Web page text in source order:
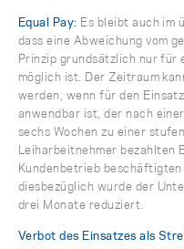
Equal Pay: Es bleibt auch im
dass eine Abweichung vom
Prinzip grundsätzlich nur für
möglich ist. Der Zeitraum
werden, wenn für den
anwendbar ist, der nach
sechs Wochen zu einer
Leiharbeitnehmer bezahlten
Kundenbetrieb
diesbezüglich wurde der
drei Monate reduziert.
Verbot des Einsatzes als